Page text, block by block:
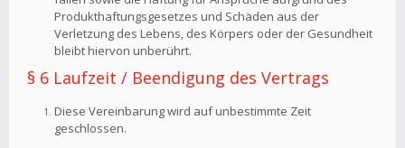
Produkthaftungsgesetzes und Schäden aus der
Verletzung des Lebens, des Körpers oder der Gesundheit
bleibt hiervon unberührt.
§ 6 Laufzeit / Beendigung des Vertrags
Diese Vereinbarung wird auf unbestimmte Zeit
geschlossen.